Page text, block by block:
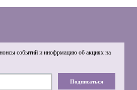
событий и инофрмацию об акциях на
Подписаться